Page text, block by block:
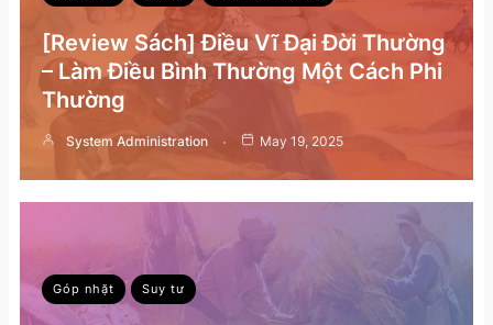
[Review Sách] Điều Vĩ Đại Đời Thường
– Làm Điều Bình Thường Một Cách Phi
Thường
System Administration May 19, 2025
Góp nhặt Suy tư